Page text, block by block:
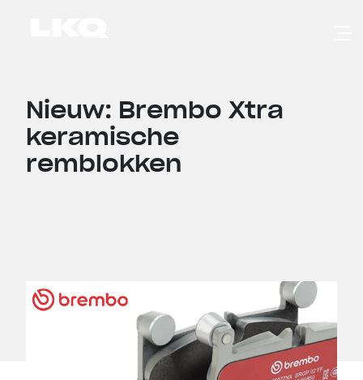
Nieuw: Brembo Xtra
keramische
remblokken